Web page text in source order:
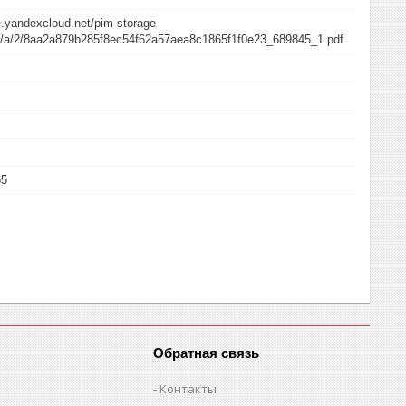
pim-storage-
2/8aa2a879b285f8ec54f62a57aea8c1865f1f0e23_689845_1.pdf
Обратная связь
Контакты